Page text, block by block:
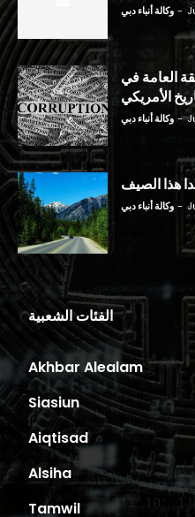
وكالة أنباء دبي -
العامة في
الأمريكي
وكالة أنباء دبي -
هذا الصيف
وكالة أنباء دبي -
الفئات الشعبية
Akhbar Alealam
Siasiun
Aiqtisad
Alsiha
Tamwil